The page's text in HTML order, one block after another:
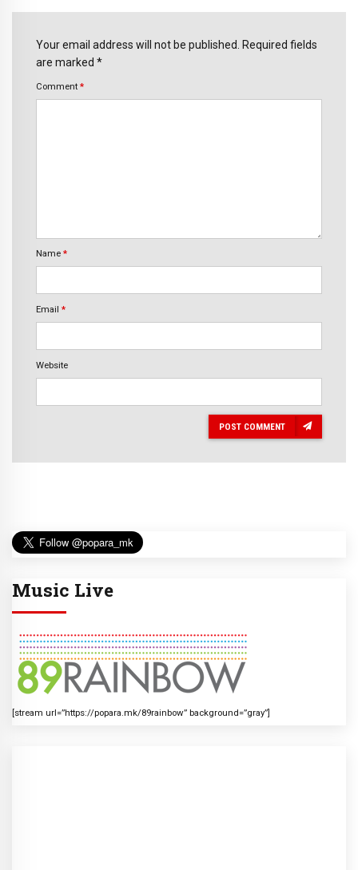
Your email address will not be published. Required fields
are marked *
Comment *
Name *
Email *
Website
POST COMMENT
Music Live
[stream url=”https://popara.mk/89rainbow” background=”gray”]